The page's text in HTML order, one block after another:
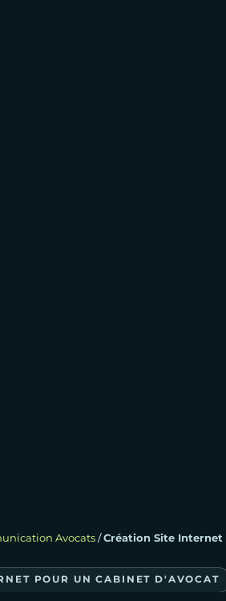
Avocats /Création Site Internet
POUR UN CABINET D'AVOCAT